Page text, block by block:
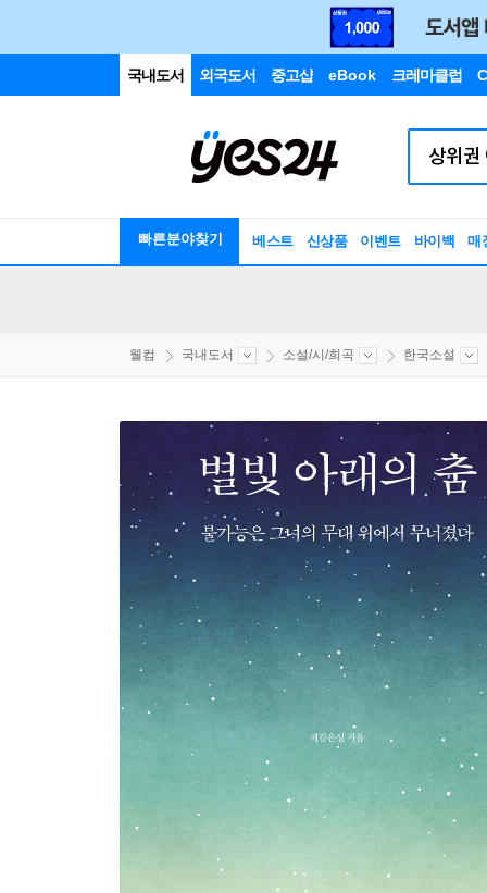
국내도서 외국도서 중고샵 eBook 크레마클럽
빠른분야찾기 베스트 신상품 이벤트 바이백 매
웰컴 국내도서 소설/시/희곡 한국소설